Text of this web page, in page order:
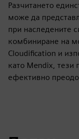
Разчитането
може да
при наследените
комбиниране на
Cloudification и
като Mendix, тези
ефективно